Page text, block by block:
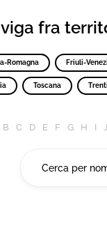
fra
Romagna Friuli-
Toscana
B C D E F G H I J